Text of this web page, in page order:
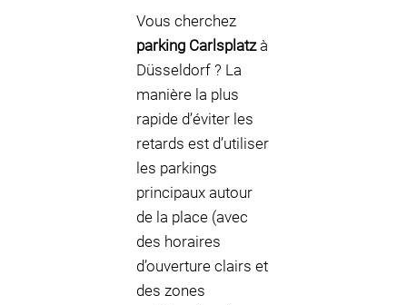
Vous cherchez
parking Carlsplatzà
Düsseldorf ? La
manière la plus
rapide d’éviter les
retards est d’utiliser
les parkings
principaux autour
de la place (avec
des horaires
d’ouverture clairs et
des zones